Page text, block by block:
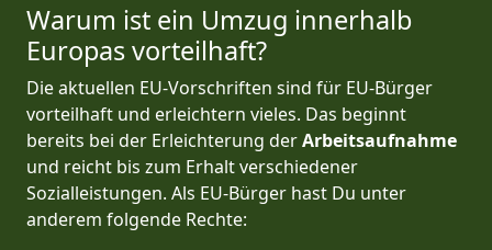
Warum ist ein Umzug innerhalb
Europas vorteilhaft?
Die aktuellen EU-Vorschriften sind für EU-Bürger
vorteilhaft und erleichtern vieles. Das beginnt
bereits bei der Erleichterung derArbeitsaufnahme
und reicht bis zum Erhalt verschiedener
Sozialleistungen. Als EU-Bürger hast Du unter
anderem folgende Rechte: